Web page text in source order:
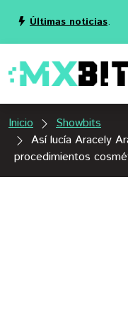
Últimas noticias.
Inicio
Showbits
Así lucía Aracely
procedimientos